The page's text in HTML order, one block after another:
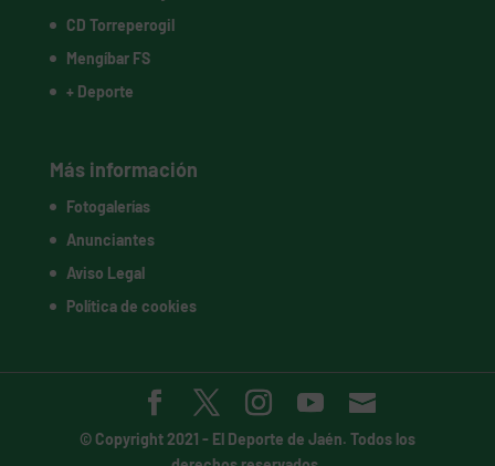
CD Torreperogil
Mengíbar FS
+ Deporte
Más información
Fotogalerías
Anunciantes
Aviso Legal
Política de cookies
© Copyright 2021 - El Deporte de Jaén. Todos los